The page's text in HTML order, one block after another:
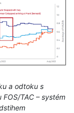
a odtoku s
TAC – systém